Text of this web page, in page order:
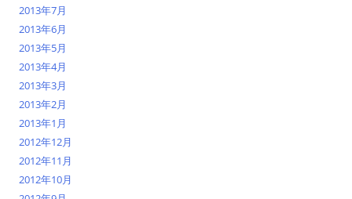
2013年7月
2013年6月
2013年5月
2013年4月
2013年3月
2013年2月
2013年1月
2012年12月
2012年11月
2012年10月